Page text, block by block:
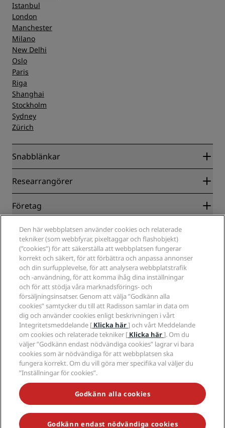
Istanbul
London
Manchester
Milano
New Delhi
Oslo
Paris
Riga
Shanghai
Stockholm
Sydney
Zürich
Snabblänkar
Radisson Rewards
Blog
Destinationer
Radisson Hotels APP
Hotell godkända för sporter
Familjevänliga hotell
Hälsa och säkerhet
Researrangörer
Samarbetspartners
Resebyråer
Företag
Radisson Hotel Group
Media
Jobberbjudanden RHG
Jobberbjudanden PPHE
Lediga jobb EHL
The Club by RHG
Utvecklingsmöjligheter
Ansvarsfullt företagande
Anskaffning
Juridiskt
Integritetscenter
Juridiskt meddelande
Radisson Rewards villkor
Webbplatsanvändningsavtal
Digital tillgänglighet
Uttalande om modernt slaveri
Hjälp
Meddelanden till konsumenter
Kontakt
Frågor och svar
Sidkarta
Sociala medier
Radisson Hotels varumärken
MISSA INTE VÅRA MEST POPULÄRA ERBJUDANDEN
Den här webbplatsen använder cookies och relaterade
tekniker (som webbfyrar, pixeltaggar och flashobjekt)
(”cookies”) för att säkerställa att webbplatsen fungerar
korrekt och säkert, för att förbättra och anpassa annonser
och din surfupplevelse, för att analysera webbplatstrafik
och -användning, för att komma ihåg dina inställningar
och för att stödja våra marknadsförings- och
försäljningsinsatser. Genom att välja ”Godkänn alla
cookies” samtycker du till att Radisson samlar in data om
dig och använder cookies enligt beskrivningen i vårt
Integritetsmeddelande [ Klicka här] och vårt Meddelande
om cookies och relaterade tekniker [ Klicka här]. Om du
väljer ”Godkänn endast nödvändiga cookies” lagrar vi bara
cookies som är nödvändiga för att webbplatsen ska
fungera korrekt. Om du vill göra mer specifika val väljer du
”Inställningar för cookies”.
Godkänn alla cookies
Godkänn endast nödvändiga cookies